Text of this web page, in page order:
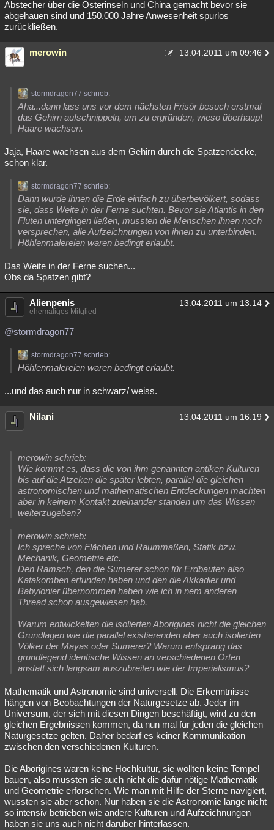
Abstecher über die Osterinseln und China gemacht bevor sie
abgehauen sind und 150.000 Jahre Anwesenheit spurlos
zurückließen.
merowin 13.04.2011 um 09:46
stormdragon77 schrieb:
Aha...dann lass uns vor dem nächsten Frisör besuch erstmal
das Gehirn aufschnippeln, um zu ergründen, wieso überhaupt
Haare wachsen.
Jaja, Haare wachsen aus dem Gehirn durch die Spatzendecke,
schon klar.
stormdragon77 schrieb:
Dann wurde ihnen die Erde einfach zu überbevölkert, sodass
sie, dass Weite in der Ferne suchten. Bevor sie Atlantis in den
Fluten untergingen ließen, mussten die Menschen ihnen noch
versprechen, alle Aufzeichnungen von ihnen zu unterbinden.
Höhlenmalereien waren bedingt erlaubt.
Das Weite in der Ferne suchen...
Obs da Spatzen gibt?
Alienpenis 13.04.2011 um 13:14
ehemaliges Mitglied
@stormdragon77
stormdragon77 schrieb:
Höhlenmalereien waren bedingt erlaubt.
...und das auch nur in schwarz/ weiss.
Nilani 13.04.2011 um 16:19
merowin schrieb:
Wie kommt es, dass die von ihm genannten antiken Kulturen
bis auf die Atzeken die später lebten, parallel die gleichen
astronomischen und mathematischen Entdeckungen machten
aber in keinem Kontakt zueinander standen um das Wissen
weiterzugeben?
merowin schrieb:
Ich spreche von Flächen und Raummaßen, Statik bzw.
Mechanik, Geometrie etc.
Den Ramsch, den die Sumerer schon für Erdbauten also
Katakomben erfunden haben und den die Akkadier und
Babylonier übernommen haben wie ich in nem anderen
Thread schon ausgewiesen hab.
Warum entwickelten die isolierten Aborigines nicht die gleichen
Grundlagen wie die parallel existierenden aber auch isolierten
Völker der Mayas oder Sumerer? Warum entsprang das
grundlegend identische Wissen an verschiedenen Orten
anstatt sich langsam auszubreiten wie der Imperialismus?
Mathematik und Astronomie sind universell. Die Erkenntnisse
hängen von Beobachtungen der Naturgesetze ab. Jeder im
Universum, der sich mit diesen Dingen beschäftigt, wird zu den
gleichen Ergebnissen kommen, da nun mal für jeden die gleichen
Naturgesetze gelten. Daher bedarf es keiner Kommunikation
zwischen den verschiedenen Kulturen.
Die Aborigines waren keine Hochkultur, sie wollten keine Tempel
bauen, also mussten sie auch nicht die dafür nötige Mathematik
und Geometrie erforschen. Wie man mit Hilfe der Sterne navigiert,
wussten sie aber schon. Nur haben sie die Astronomie lange nicht
so intensiv betrieben wie andere Kulturen und Aufzeichnungen
haben sie uns auch nicht darüber hinterlassen.